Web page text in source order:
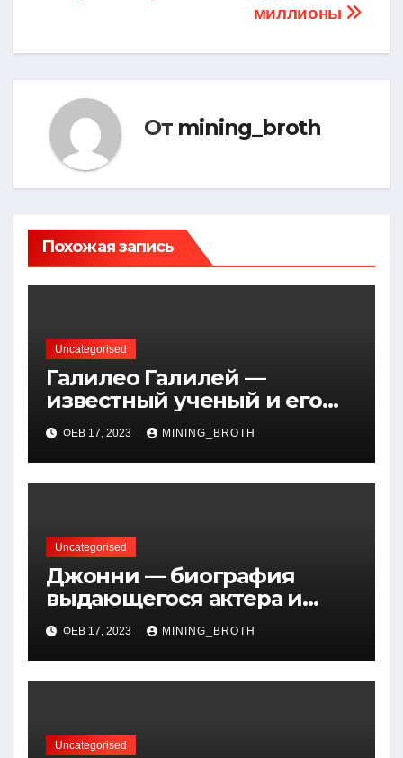
миллионы
От mining_broth
Похожая запись
Uncategorised
Галилео Галилей —
известный ученый и его
открытия — краткая
биография, достижения и
вклад в науку
ФЕВ 17, 2023 MINING_BROTH
Uncategorised
Джонни — биография
выдающегося актера и
талантливого певца, чья
артистичность захватывает
миллионы сердец
ФЕВ 17, 2023 MINING_BROTH
Uncategorised